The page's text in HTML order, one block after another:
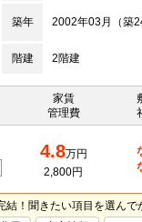
築年
2002年03月（築
階建 2階建
家賃
管理費
4.8万円
2,800円
結！聞きたい項目を選んで